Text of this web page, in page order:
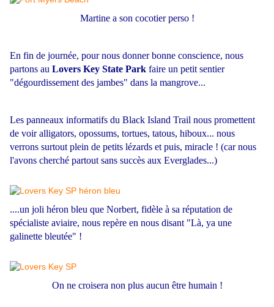
Martine a son cocotier perso !
En fin de journée, pour nous donner bonne conscience, nous
partons au Lovers Key State Park faire un petit sentier
"dégourdissement des jambes" dans la mangrove...
Les panneaux informatifs du Black Island Trail nous promettent
de voir alligators, opossums, tortues, tatous, hiboux... nous
verrons surtout plein de petits lézards et puis, miracle ! (car nous
l'avons cherché partout sans succès aux Everglades...)
....un joli héron bleu que Norbert, fidèle à sa réputation de
spécialiste aviaire, nous repère en nous disant "Là, ya une
galinette bleutée" !
On ne croisera non plus aucun être humain !